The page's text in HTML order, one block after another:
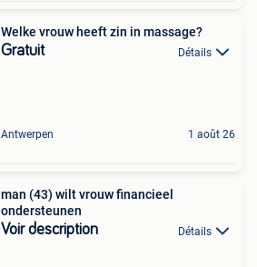
Welke vrouw heeft zin in massage?
Gratuit Détails
Antwerpen 1 août 26
man (43) wilt vrouw financieel
ondersteunen
Voir description Détails